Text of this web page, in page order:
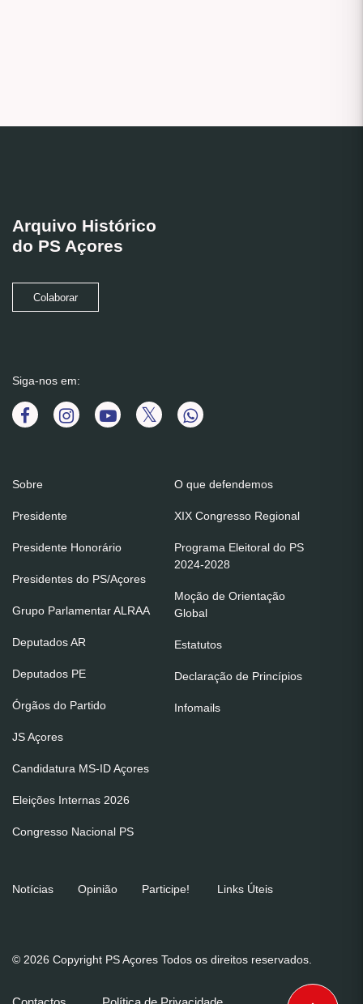
Arquivo Histórico
do PS Açores
Colaborar
Siga-nos em:
Sobre
Presidente
Presidente Honorário
Presidentes do PS/Açores
Grupo Parlamentar ALRAA
Deputados AR
Deputados PE
Órgãos do Partido
JS Açores
Candidatura MS-ID Açores
Eleições Internas 2026
Congresso Nacional PS
O que defendemos
XIX Congresso Regional
Programa Eleitoral do PS
2024-2028
Moção de Orientação
Global
Estatutos
Declaração de Princípios
Infomails
Notícias Opinião Participe! Links Úteis
© 2026 Copyright PS Açores Todos os direitos reservados.